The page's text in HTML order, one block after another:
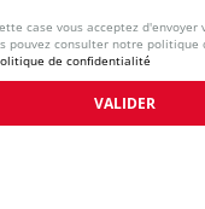
case vous acceptez
pouvez consulter notre politique
de confidentialité